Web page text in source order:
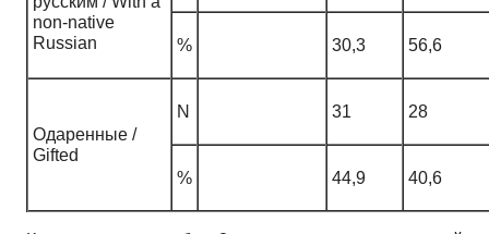
non-native
Russian
% 30,3 56,6
Одаренные /
Gifted
N 31 28
% 44,9 40,6